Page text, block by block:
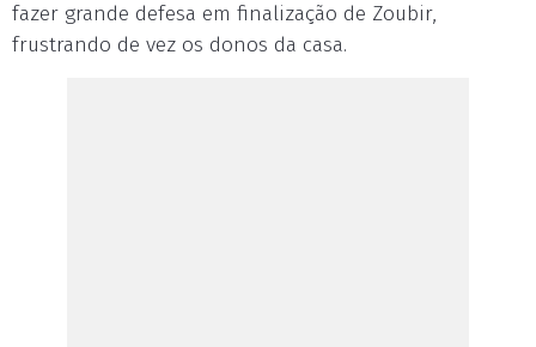
fazer grande defesa em finalização de Zoubir,
frustrando de vez os donos da casa.